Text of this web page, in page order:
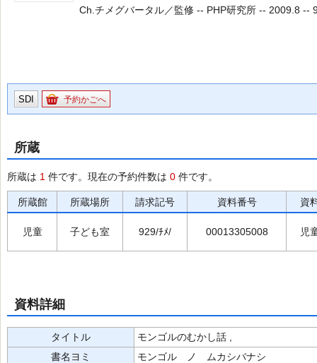
Ch.チメグバータル／監修 -- PHP研究所 -- 2009.8 --
SDI 予約かごへ
所蔵
所蔵は 1 件です。現在の予約件数は 0 件です。
所蔵館 所蔵場所 請求記号 資料番号 資
児童 子ども室 929/ﾁﾒ/ 00013305008 児
資料詳細
タイトル
モンゴルのむかし話 ,
書名ヨミ
モンゴル ノ ムカシバナシ